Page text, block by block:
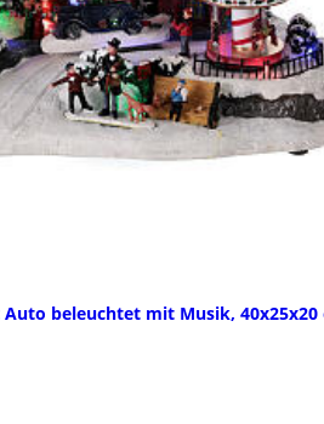
beleuchtet mit Musik, 40x25x20